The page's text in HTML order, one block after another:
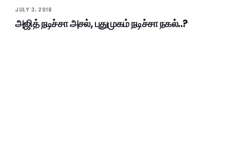
JULY 3, 2018
அஜித் நடிச்சா அசல், புதுமுகம் நடிச்சா நகல்..?